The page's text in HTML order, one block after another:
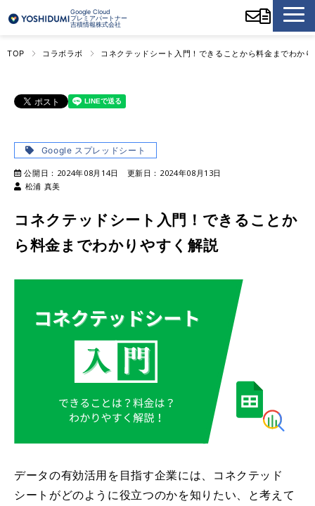
Google Cloud
プレミアパートナー
吉積情報株式会社
TOP コラボラボ コネクテッドシート入門！できることから料金までわか
Google スプレッドシート
公開日： 2024年08月14日 更新日： 2024年08月13日
松浦 真美
コネクテッドシート入門！できることか
ら料金までわかりやすく解説
データの有効活用を目指す企業には、コネクテッド
シートがどのように役立つのかを知りたい、と考えて